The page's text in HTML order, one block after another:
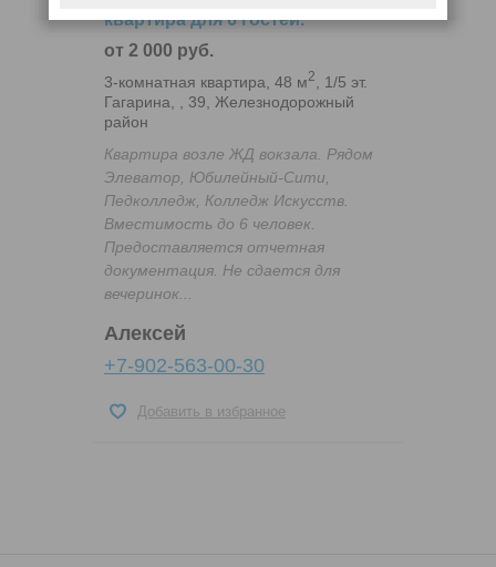
квартира для 6 гостей.
от 2 000 руб.
3-комнатная квартира, 48 м2
, 1/5 эт.
Гагарина, , 39, Железнодорожный
район
Квартира возле ЖД вокзала. Рядом
Элеватор, Юбилейный-Сити,
Педколледж, Колледж Искусств.
Вместимость до 6 человек.
Предоставляется отчетная
документация. Не сдается для
вечеринок...
Алексей
+7-902-563-00-30
Добавить в избранное